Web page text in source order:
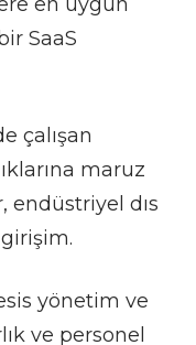
SaaS
çalışan
maruz
endüstriyel dıs
yönetim ve
ve personel